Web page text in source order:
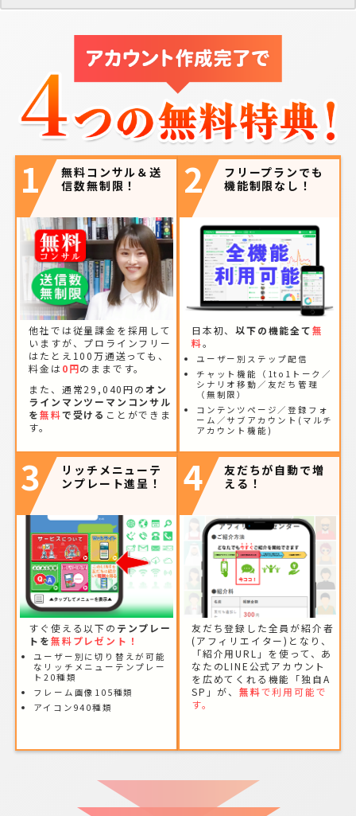
1
無料コンサル＆送
信数無制限！
他社では従量課金を採用して
いますが、プロラインフリー
はたとえ100万通送っても、
料金は 0円のままです。
また、通常29,040円のオン
ラインマンツーマンコンサル
を無料で受ける ことができま
す。
2
フリープランでも
機能制限なし！
日本初、以下の機能全て無
料。
ユーザー別ステップ配信
チャット機能（1to1トーク／
シナリオ移動／友だち管理
（無制限）
コンテンツページ／登録フォ
ーム／サブアカウント(マルチ
アカウント機能)
3
リッチメニューテ
ンプレート進呈！
すぐ使える以下の テンプレー
トを無料プレゼント！
ユーザー別に切り替えが可能
なリッチメニューテンプレー
ト20種類
フレーム画像105種類
アイコン940種類
4
友だちが自動で増
える！
友だち登録した全員が紹介者
(アフィリエイター)となり、
「紹介用URL」を使って、あ
なたのLINE公式アカウント
を広めてくれる機能「独自A
SP」が、 無料で利用可能で
す。